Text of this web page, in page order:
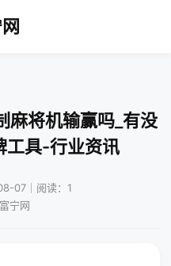
麻将机输赢吗_有没
工具-行业资讯
07｜阅读：1
宁网